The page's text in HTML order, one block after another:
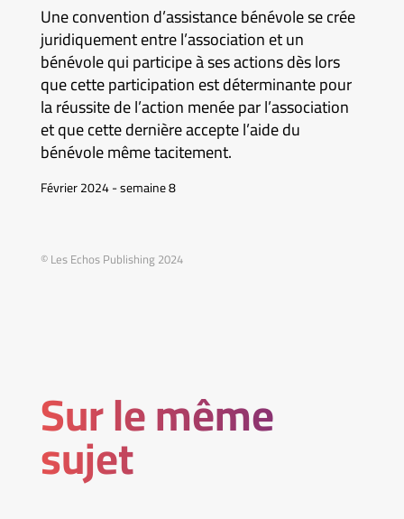
Une convention d’assistance bénévole se crée
juridiquement entre l’association et un
bénévole qui participe à ses actions dès lors
que cette participation est déterminante pour
la réussite de l’action menée par l’association
et que cette dernière accepte l’aide du
bénévole même tacitement.
Février 2024 - semaine 8
© Les Echos Publishing 2024
Sur le même
sujet